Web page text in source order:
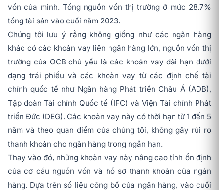
vốn của mình. Tổng nguồn vốn thị trường ở mức 28.7%
tổng tài sản vào cuối năm 2023.
Chúng tôi lưu ý rằng không giống như các ngân hàng
khác có các khoản vay liên ngân hàng lớn, nguồn vốn thị
trường của OCB chủ yếu là các khoản vay dài hạn dưới
dạng trái phiếu và các khoản vay từ các định chế tài
chính quốc tế như Ngân hàng Phát triển Châu Á (ADB),
Tập đoàn Tài chính Quốc tế (IFC) và Viện Tài chính Phát
triển Đức (DEG). Các khoản vay này có thời hạn từ 1 đến 5
năm và theo quan điểm của chúng tôi, không gây rủi ro
thanh khoản cho ngân hàng trong ngắn hạn.
Thay vào đó, những khoản vay này nâng cao tính ổn định
của cơ cấu nguồn vốn và hồ sơ thanh khoản của ngân
hàng. Dựa trên số liệu công bố của ngân hàng, vào cuối